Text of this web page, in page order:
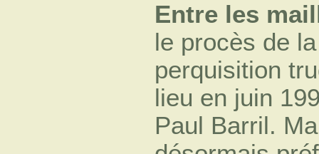
Entre les
le procès de la
perquisition
lieu en juin
Paul Barril.